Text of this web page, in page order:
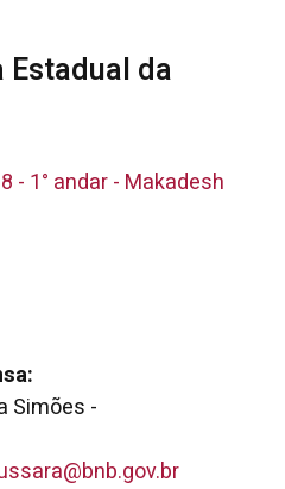
Estadual da
- 1° andar - Makadesh
Simões -